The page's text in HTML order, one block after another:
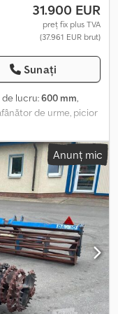
31.900 EUR
preț fix plus TVA
(37.961 EUR brut)
Sunați
de lucru:600 mm,
de urme, picior
afânător de urme,
grapă, iluminat,
Anunț mic